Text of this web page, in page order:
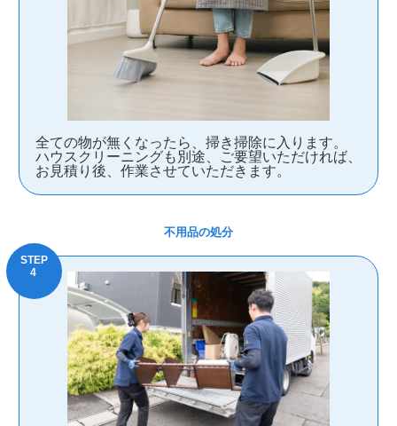
全ての物が無くなったら、掃き掃除に入ります。
ハウスクリーニングも別途、ご要望いただければ、
お見積り後、作業させていただきます。
不用品の処分